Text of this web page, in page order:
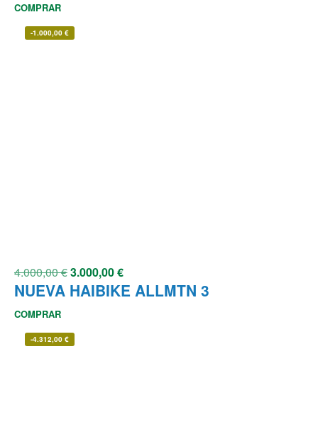
COMPRAR
-1.000,00 €
4.000,00€3.000,00€
NUEVA HAIBIKE ALLMTN 3
COMPRAR
-4.312,00 €